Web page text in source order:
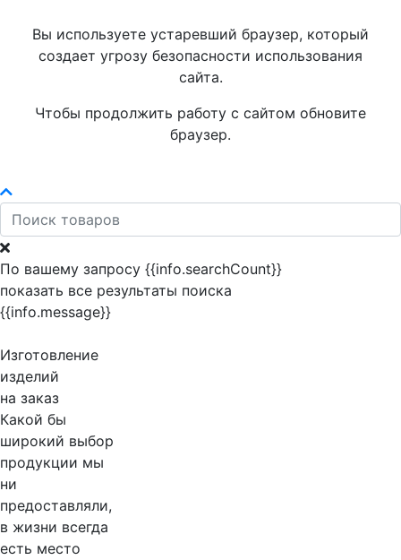
Вы используете устаревший браузер, который
создает угрозу безопасности использования
сайта.
Чтобы продолжить работу с сайтом обновите
браузер.
По вашему запросу {{info.searchCount}}
показать все результаты поиска
{{info.message}}
Изготовление
изделий
на заказ
Какой бы
широкий выбор
продукции мы
ни
предоставляли,
в жизни всегда
есть место